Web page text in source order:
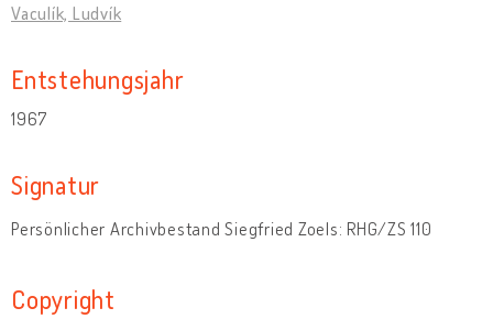
Vaculík, Ludvík
Entstehungsjahr
1967
Signatur
Persönlicher Archivbestand Siegfried Zoels: RHG/ZS 110
Copyright